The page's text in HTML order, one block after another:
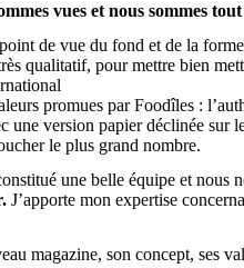
vues et nous sommes
de vue du fond et de la forme
qualitatif, pour mettre bien
promues par Foodîles :
une version papier déclinée sur
le plus grand nombre.
une belle équipe et nous
J’apporte mon expertise
magazine, son concept, ses